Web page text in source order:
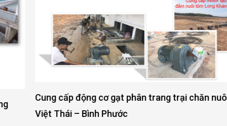
Cung cấp động cơ gạt phân trang trại chăn nuôi heo
Việt Thái – Bình Phước